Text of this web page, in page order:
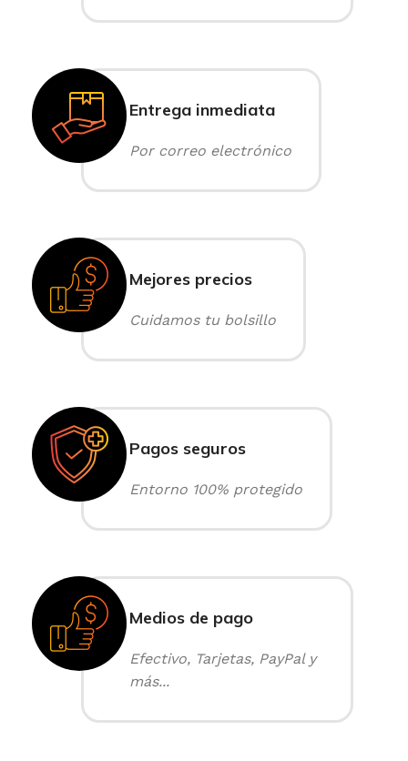
Entrega inmediata
Por correo electrónico
Mejores precios
Cuidamos tu bolsillo
Pagos seguros
Entorno 100% protegido
Medios de pago
Efectivo, Tarjetas, PayPal y
más...